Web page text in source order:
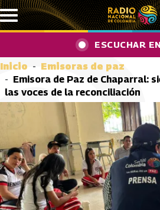
Pasar al contenido principal
ESCUCHAR
Inicio
Emisoras de paz
Emisora de Paz de Chaparral:
las voces de la reconciliación